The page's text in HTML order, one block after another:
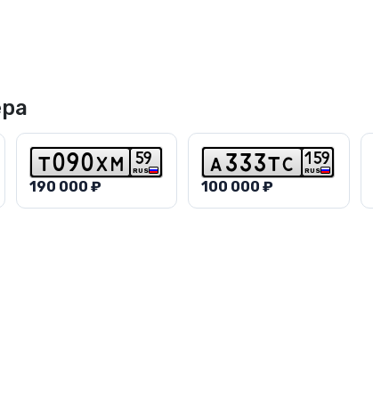
t09 0 x m RUS
59
190 000 ₽
a 3 3 3t c RUS
1 59
100 000 ₽